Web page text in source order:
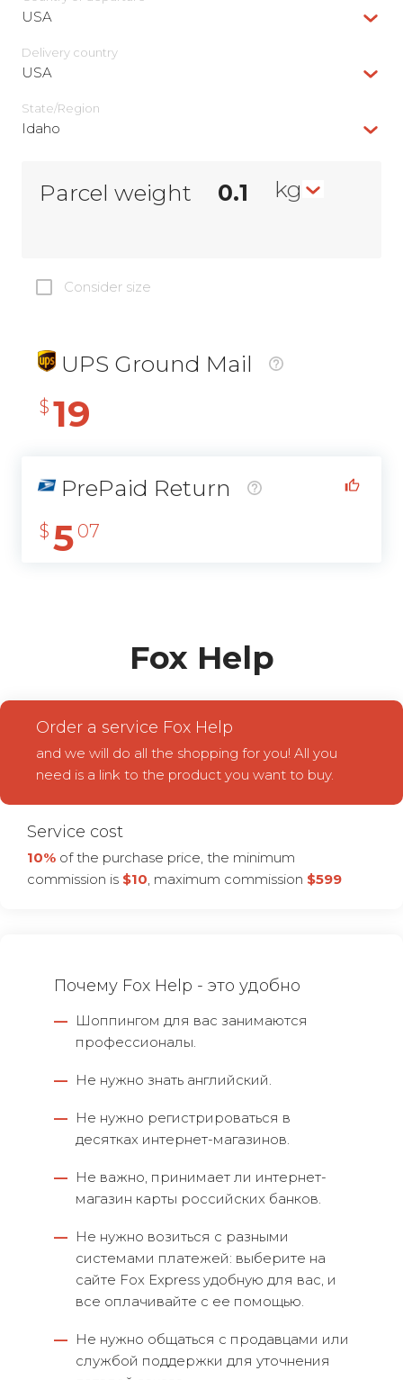
USA
Delivery сountry
USA
State/Region
Idaho
Parcel weight kg
Consider size
UPS Ground Mail
$ 19
PrePaid Return
$ 5 07
Fox Help
Order a service Fox Help
and we will do all the shopping for you! All you
need is a link to the product you want to buy.
Service cost
10% of the purchase price, the minimum
commission is $10, maximum commission $599
Почему Fox Help - это удобно
— Шоппингом для вас занимаются
профессионалы.
— Не нужно знать английский.
— Не нужно регистрироваться в
десятках интернет-магазинов.
— Не важно, принимает ли интернет-
магазин карты российских банков.
— Не нужно возиться с разными
системами платежей: выберите на
сайте Fox Express удобную для вас, и
все оплачивайте с ее помощью.
— Не нужно общаться с продавцами или
службой поддержки для уточнения